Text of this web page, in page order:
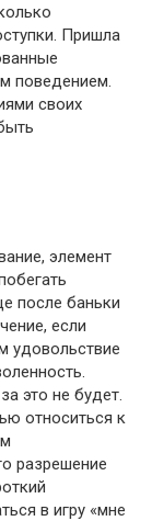
Пришла
поведением.
своих
элемент
после баньки
если
удовольствие
это не будет.
относиться к
разрешение
в игру «мне